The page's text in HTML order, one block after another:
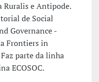
Ruralis e Antipode.
de Social
Governance -
Frontiers in
parte da linha
ECOSOC.